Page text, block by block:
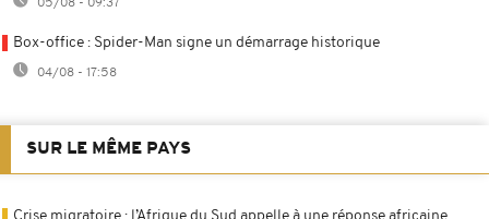
05/08 - 09:37
Box-office : Spider-Man signe un démarrage historique
04/08 - 17:58
SUR LE MÊME PAYS